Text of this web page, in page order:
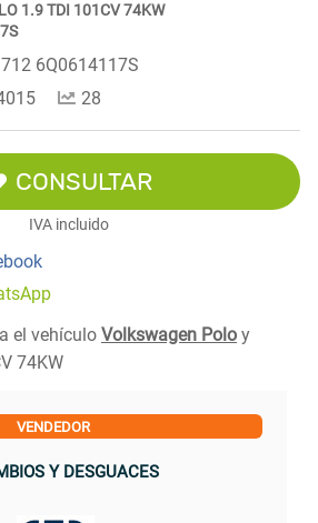
1.9 TDI 101CV 74KW
6Q0614117S
28
CONSULTAR
IVA incluido
el vehículo Volkswagen Polo y
74KW
VENDEDOR
Y DESGUACES